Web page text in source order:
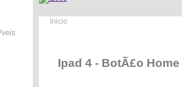
Inicio
Ipad 4 - BotÃ£o